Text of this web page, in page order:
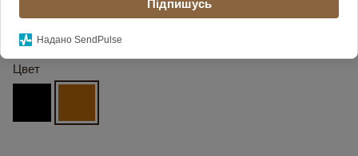
Підпишусь
Надано SendPulse
Цвет